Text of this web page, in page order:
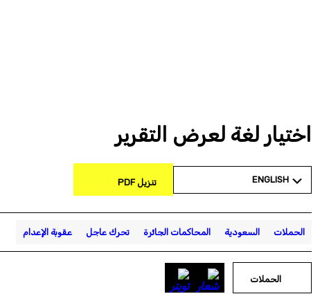
اختيار لغة لعرض التقرير
ENGLISH تنزيل PDF
الحملات السعودية المحاكمات الجائرة تحرك عاجل عقوبة الإعدام
الحملات